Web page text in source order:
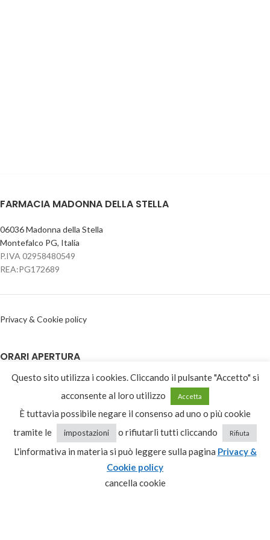
FARMACIA MADONNA DELLA STELLA
06036 Madonna della Stella
Montefalco PG, Italia
P.IVA 02958480549
REA:PG172689
Privacy & Cookie policy
ORARI APERTURA
Lunedì – Venerdì
09:00-13:00
15:30-19:30
Sabato 09:00-13:00
Questo sito utilizza i cookies. Cliccando il pulsante "Accetto" si
acconsente al loro utilizzo
Accetta
È tuttavia possibile negare il consenso ad uno o più cookie
tramite le
impostazioni o rifiutarli tutti cliccando Rifiuta
L'informativa in materia si può leggere sulla pagina Privacy &
Cookie policy
cancella cookie